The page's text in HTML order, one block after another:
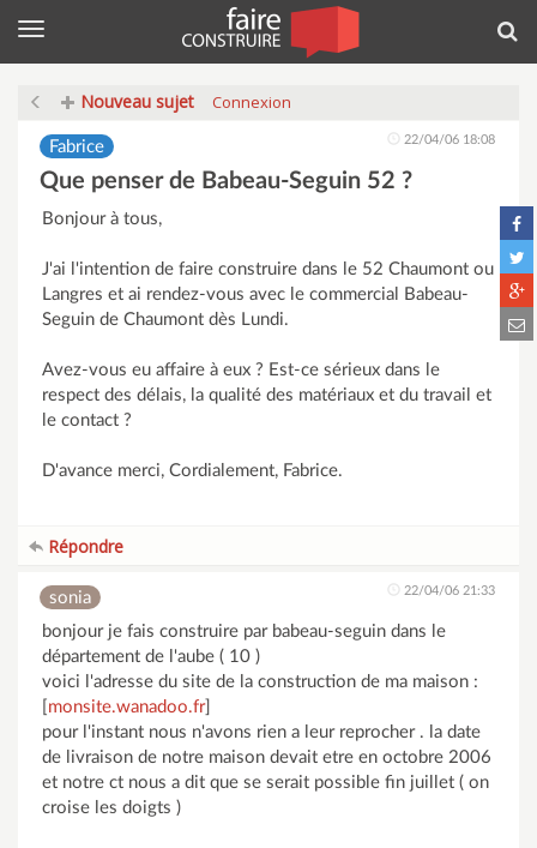
Menu
Nouveau sujet Connexion
Fabrice 22/04/06 18:08
Que penser de Babeau-Seguin 52 ?
Bonjour à tous,
J'ai l'intention de faire construire dans le 52 Chaumont ou
Langres et ai rendez-vous avec le commercial Babeau-
Seguin de Chaumont dès Lundi.
Avez-vous eu affaire à eux ? Est-ce sérieux dans le
respect des délais, la qualité des matériaux et du travail et
le contact ?
D'avance merci, Cordialement, Fabrice.
Répondre
sonia 22/04/06 21:33
bonjour je fais construire par babeau-seguin dans le
département de l'aube ( 10 )
voici l'adresse du site de la construction de ma maison :
monsite.wanadoo.fr]
pour l'instant nous n'avons rien a leur reprocher . la date
de livraison de notre maison devait etre en octobre 2006
et notre ct nous a dit que se serait possible fin juillet ( on
croise les doigts )